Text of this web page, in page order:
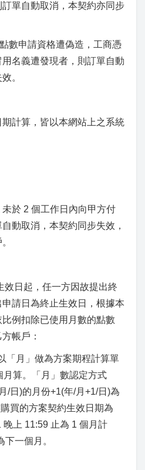
單自動取消，本契約亦同步
數申請資格遭偽造，工商憑
名義遭發現者，則訂單自動
。
計算，皆以本網站上之系統
於 2 個工作日內向甲方付
動取消，本契約同步失效，
日起，任一方因故提出終
請日為終止生效日，根據本
例扣除已使用月數的點數
帳戶：
」做為方案期程計算單
月算。「月」數認定方式
/日)的月份+1(年/月+1/日)為
買的方案契約生效日期為
晚上 11:59 止為 1 個月計
一個月。